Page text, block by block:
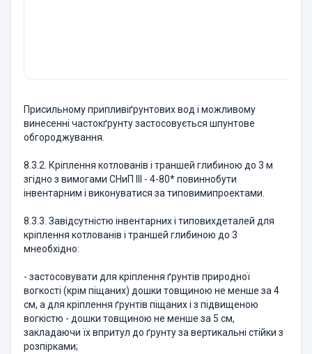
Присильному припливіґрунтових вод і можливому
винесенні частокґрунту застосовується шпунтове
обгороджування.
8.3.2. Кріплення котлованів і траншей глибиною до 3 м
згідно з вимогами СНиП ІІІ - 4-80* повиннобути
інвентарним і виконуватися за типовимипроектами.
8.3.3. Завідсутністю інвентарних і типовихдеталей для
кріплення котлованів і траншей глибиною до 3
мнеобхідно:
- застосовувати для кріплення ґрунтів природної
вогкості (крім піщаних) дошки товщиною не менше за 4
см, а для кріплення ґрунтів піщаних і з підвищеною
вогкістю - дошки товщиною не менше за 5 см,
закладаючи їх впритул до ґрунту за вертикальні стійки з
розпірками;